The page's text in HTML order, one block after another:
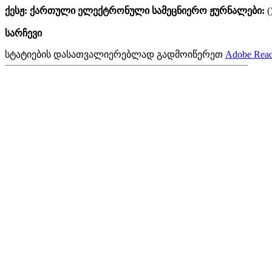
ქესჟ: ქართული ელექტრონული სამეცნიერო ჟურნალები:
სარჩევი
სტატიების დასათვალიერებლად გადმოიწერეთ Adobe